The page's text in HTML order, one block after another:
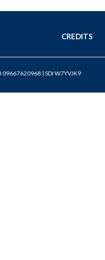
CREDITS
| SDI W7YVJK9